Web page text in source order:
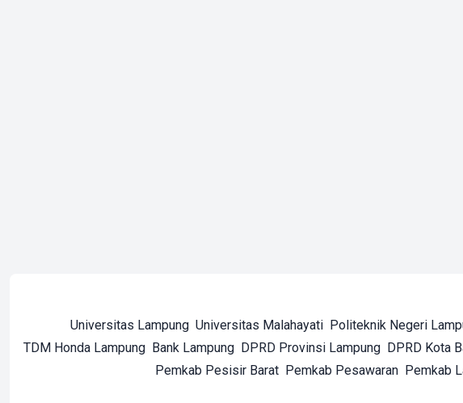
Universitas Lampung Universitas Malahayati Politeknik Negeri
TDM Honda Lampung Bank Lampung DPRD Provinsi Lampung DPRD Kota
Pemkab Pesisir Barat Pemkab Pesawaran Pemkab